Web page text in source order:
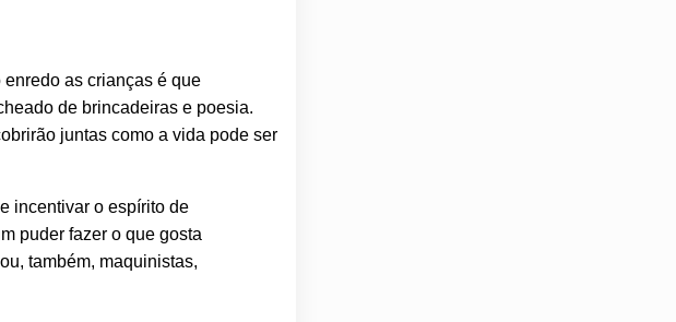
as crianças é que
de brincadeiras e poesia.
juntas como a vida pode ser
incentivar o espírito de
puder fazer o que gosta
também, maquinistas,